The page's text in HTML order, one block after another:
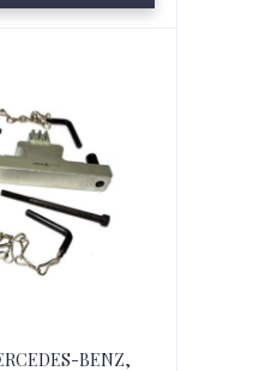
BENZ,